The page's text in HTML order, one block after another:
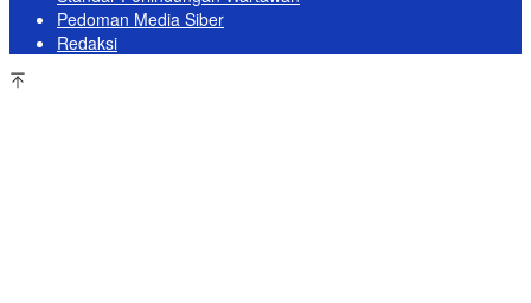
Pedoman Media Siber
Redaksi